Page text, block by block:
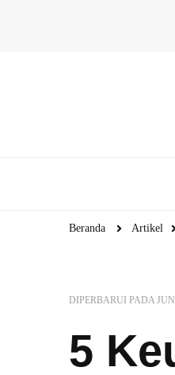
Beranda Artikel
DIPERBARUI PADA
5